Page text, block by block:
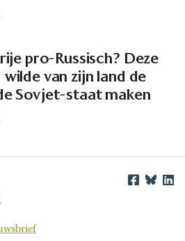
pro-Russisch? Deze
van zijn land de
Sovjet-staat maken